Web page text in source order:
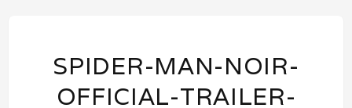
SPIDER-MAN-NOIR-
OFFICIAL-TRAILER-